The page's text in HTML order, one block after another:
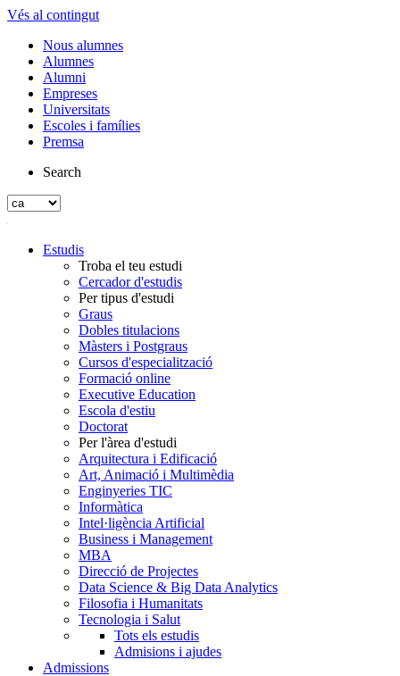
Vés al contingut
Nous alumnes
Alumnes
Alumni
Empreses
Universitats
Escoles i famílies
Premsa
Search
Estudis
Troba el teu estudi
Cercador d'estudis
Per tipus d'estudi
Graus
Dobles titulacions
Màsters i Postgraus
Cursos d'especialització
Formació online
Executive Education
Escola d'estiu
Doctorat
Per l'àrea d'estudi
Arquitectura i Edificació
Art, Animació i Multimèdia
Enginyeries TIC
Informàtica
Intel·ligència Artificial
Business i Management
MBA
Direcció de Projectes
Data Science & Big Data Analytics
Filosofia i Humanitats
Tecnologia i Salut
Tots els estudis
Admisions i ajudes
Admissions